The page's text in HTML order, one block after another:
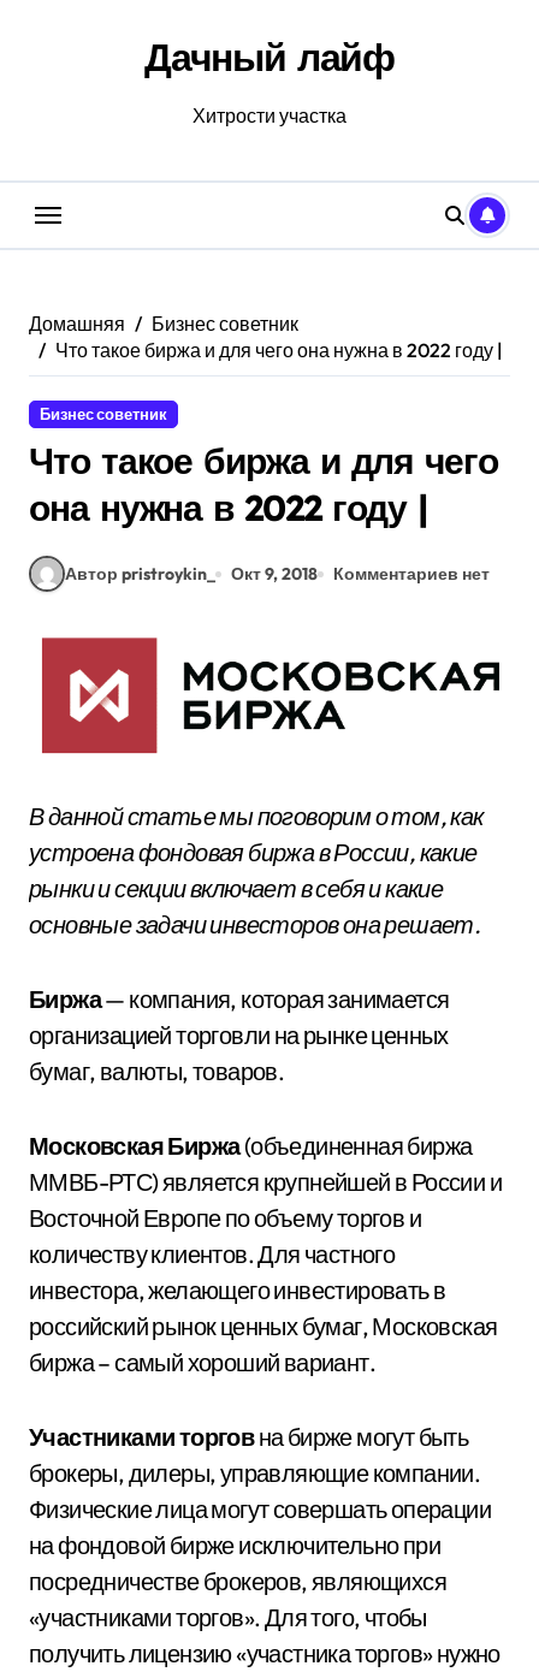
Дачный лайф
Хитрости участка
Домашняя
Бизнес советник
Что такое биржа и для чего она нужна в 2022 году |
Бизнес советник
Что такое биржа и для чего
она нужна в 2022 году |
Автор pristroykin_ Окт 9, 2018 Комментариев нет
В данной статье мы поговорим о том, как
устроена фондовая биржа в России, какие
рынки и секции включает в себя и какие
основные задачи инвесторов она решает.
Биржа— компания, которая занимается
организацией торговли на рынке ценных
бумаг, валюты, товаров.
Московская Биржа(объединенная биржа
ММВБ-РТС) является крупнейшей в России и
Восточной Европе по объему торгов и
количеству клиентов. Для частного
инвестора, желающего инвестировать в
российский рынок ценных бумаг, Московская
биржа – самый хороший вариант.
Участниками торговна бирже могут быть
брокеры, дилеры, управляющие компании.
Физические лица могут совершать операции
на фондовой бирже исключительно при
посредничестве брокеров, являющихся
«участниками торгов». Для того, чтобы
получить лицензию «участника торгов» нужно